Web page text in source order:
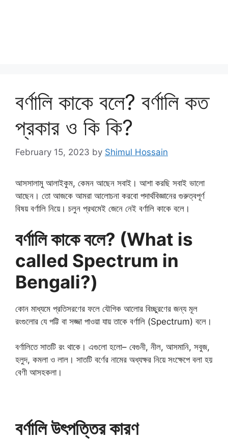
বর্ণালি কাকে বলে? বর্ণালি কত
প্রকার ও কি কি?
February 15, 2023 by Shimul Hossain
আসসালামু আলাইকুম, কেমন আছেন সবাই। আশা করছি সবাই ভালো
আছেন। তো আজকে আমরা আলোচনা করবো পদার্থবিজ্ঞানের গুরুত্বপূর্ণ
বিষয় বর্ণালি নিয়ে। চলুন প্রথমেই জেনে নেই বর্ণালি কাকে বলে।
বর্ণালি কাকে বলে? (What is
called Spectrum in
Bengali?)
কোন মাধ্যমে প্রতিসরণের ফলে যৌগিক আলোর বিচ্ছুরণের জন্য মূল
রংগুলোর যে পট্টি বা সজ্জা পাওয়া যায় তাকে বর্ণালি (Spectrum) বলে।
বর্ণালিতে সাতটি রং থাকে। এগুলো হলো– বেগুনী, নীল, আসমানি, সবুজ,
হলুদ, কমলা ও লাল। সাতটি বর্ণের নামের অধ্যক্ষর নিয়ে সংক্ষেপে বলা হয়
বেণী আসহকলা।
বর্ণালি উৎপত্তির কারণ